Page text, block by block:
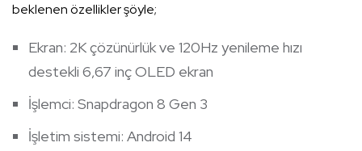
beklenen özellikler şöyle;
Ekran: 2K çözünürlük ve 120Hz yenileme hızı
destekli 6,67 inç OLED ekran
İşlemci: Snapdragon 8 Gen 3
İşletim sistemi: Android 14